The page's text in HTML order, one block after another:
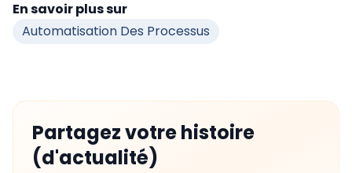
En savoir plus sur
Automatisation Des Processus
Partagez votre histoire
(d'actualité)